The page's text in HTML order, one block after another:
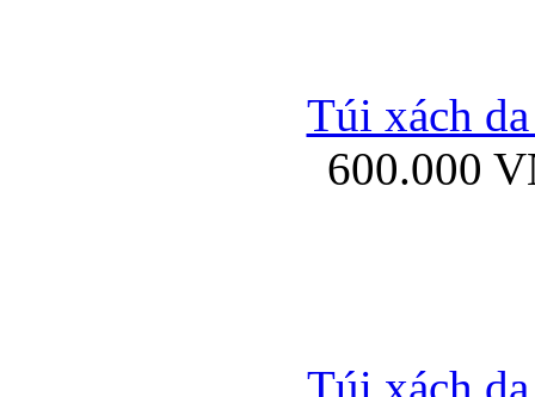
Ốp lưng
Túi xách
600.000